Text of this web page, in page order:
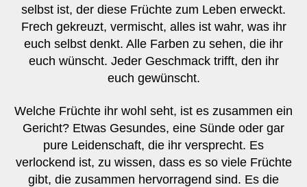
selbst ist, der diese Früchte zum Leben erweckt.
Frech gekreuzt, vermischt, alles ist wahr, was ihr
euch selbst denkt. Alle Farben zu sehen, die ihr
euch wünscht. Jeder Geschmack trifft, den ihr
euch gewünscht.
Welche Früchte ihr wohl seht, ist es zusammen ein
Gericht? Etwas Gesundes, eine Sünde oder gar
pure Leidenschaft, die ihr versprecht. Es
verlockend ist, zu wissen, dass es so viele Früchte
gibt, die zusammen hervorragend sind. Es die